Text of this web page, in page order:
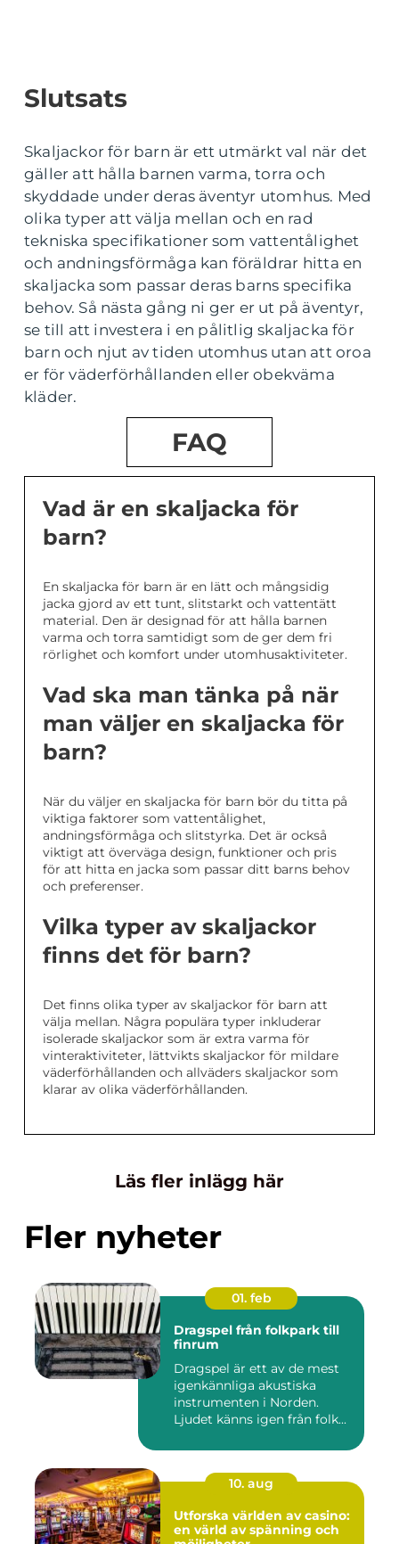
Slutsats
Skaljackor för barn är ett utmärkt val när det
gäller att hålla barnen varma, torra och
skyddade under deras äventyr utomhus. Med
olika typer att välja mellan och en rad
tekniska specifikationer som vattentålighet
och andningsförmåga kan föräldrar hitta en
skaljacka som passar deras barns specifika
behov. Så nästa gång ni ger er ut på äventyr,
se till att investera i en pålitlig skaljacka för
barn och njut av tiden utomhus utan att oroa
er för väderförhållanden eller obekväma
kläder.
FAQ
Vad är en skaljacka för
barn?
En skaljacka för barn är en lätt och mångsidig
jacka gjord av ett tunt, slitstarkt och vattentätt
material. Den är designad för att hålla barnen
varma och torra samtidigt som de ger dem fri
rörlighet och komfort under utomhusaktiviteter.
Vad ska man tänka på när
man väljer en skaljacka för
barn?
När du väljer en skaljacka för barn bör du titta på
viktiga faktorer som vattentålighet,
andningsförmåga och slitstyrka. Det är också
viktigt att överväga design, funktioner och pris
för att hitta en jacka som passar ditt barns behov
och preferenser.
Vilka typer av skaljackor
finns det för barn?
Det finns olika typer av skaljackor för barn att
välja mellan. Några populära typer inkluderar
isolerade skaljackor som är extra varma för
vinteraktiviteter, lättvikts skaljackor för mildare
väderförhållanden och allväders skaljackor som
klarar av olika väderförhållanden.
Läs fler inlägg här
Fler nyheter
01. feb
Dragspel från folkpark till
finrum
Dragspel är ett av de mest
igenkännliga akustiska
instrumenten i Norden.
Ljudet känns igen från folk...
10. aug
Utforska världen av casino:
en värld av spänning och